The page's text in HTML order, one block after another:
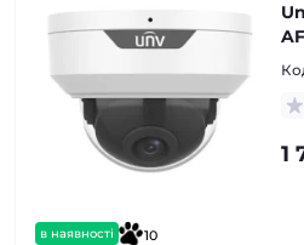
в наявності 10
1